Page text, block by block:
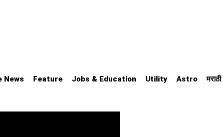
News Feature Jobs & Education Utility Astro मराठी